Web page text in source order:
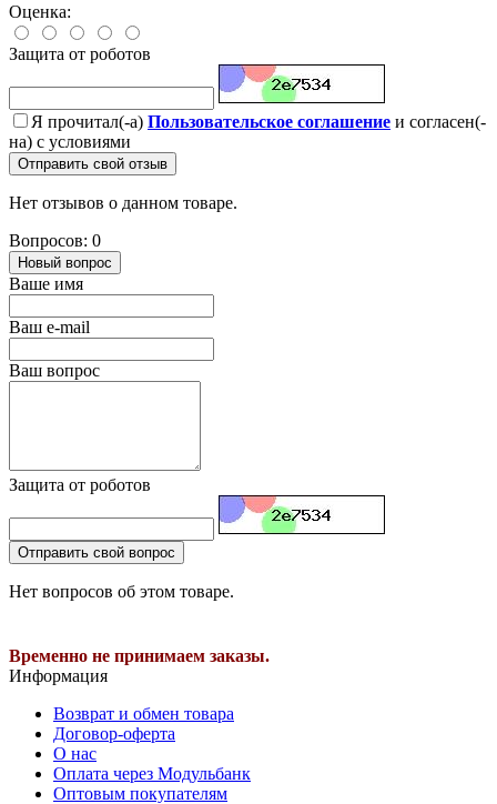
Оценка:
Защита от роботов
Я прочитал(-а) Пользовательское соглашение и согласен(-
на) с условиями
Отправить свой отзыв
Нет отзывов о данном товаре.
Вопросов: 0
Новый вопрос
Ваше имя
Ваш e-mail
Ваш вопрос
Защита от роботов
Отправить свой вопрос
Нет вопросов об этом товаре.
Временно не принимаем заказы.
Информация
Возврат и обмен товара
Договор-оферта
О нас
Оплата через Модульбанк
Оптовым покупателям